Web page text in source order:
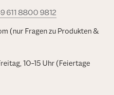
611 8800 9812
(nur Fragen zu Produkten &
10–15 Uhr (Feiertage